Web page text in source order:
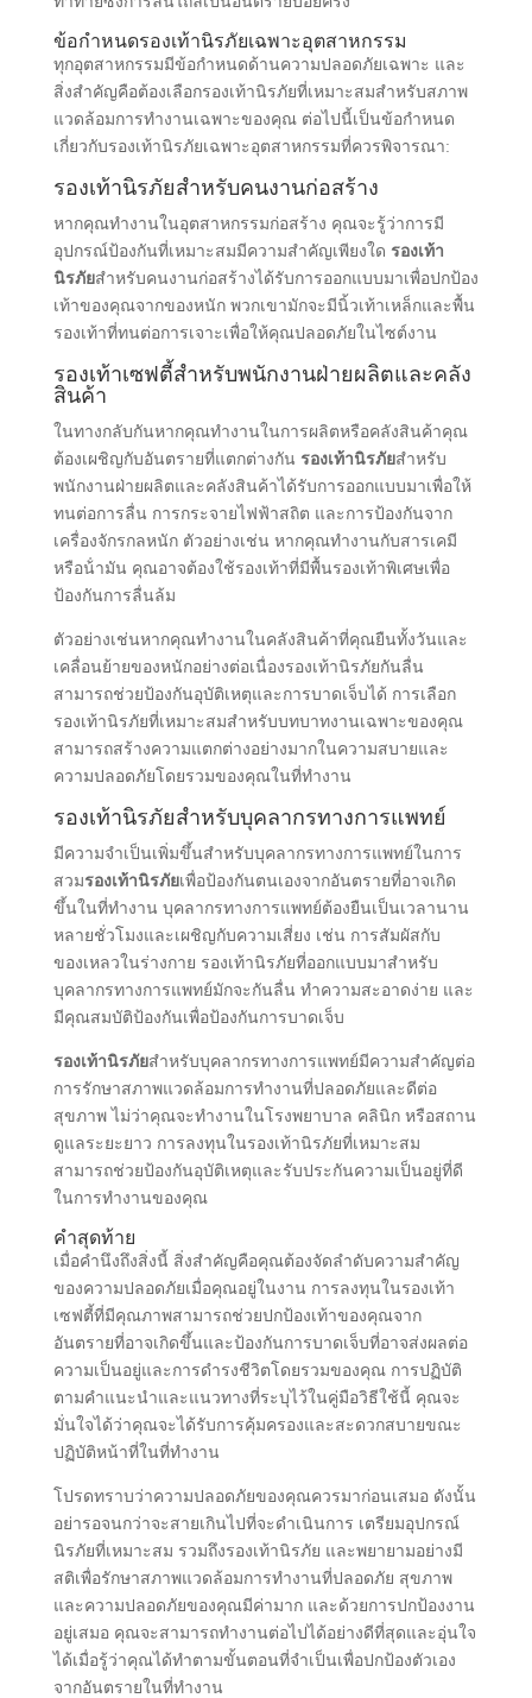
ข้อกําหนดรองเท้านิรภัยเฉพาะอุตสาหกรรม
ทุกอุตสาหกรรมมีข้อกําหนดด้านความปลอดภัยเฉพาะ และ
สิ่งสําคัญคือต้องเลือกรองเท้านิรภัยที่เหมาะสมสําหรับสภาพ
แวดล้อมการทํางานเฉพาะของคุณ ต่อไปนี้เป็นข้อกําหนด
เกี่ยวกับรองเท้านิรภัยเฉพาะอุตสาหกรรมที่ควรพิจารณา:
รองเท้านิรภัยสําหรับคนงานก่อสร้าง
หากคุณทํางานในอุตสาหกรรมก่อสร้าง คุณจะรู้ว่าการมี
อุปกรณ์ป้องกันที่เหมาะสมมีความสําคัญเพียงใด รองเท้า
นิรภัยสําหรับคนงานก่อสร้างได้รับการออกแบบมาเพื่อปกป้อง
เท้าของคุณจากของหนัก พวกเขามักจะมีนิ้วเท้าเหล็กและพื้น
รองเท้าที่ทนต่อการเจาะเพื่อให้คุณปลอดภัยในไซต์งาน
รองเท้าเซฟตี้สําหรับพนักงานฝ่ายผลิตและคลัง
สินค้า
ในทางกลับกันหากคุณทํางานในการผลิตหรือคลังสินค้าคุณ
ต้องเผชิญกับอันตรายที่แตกต่างกัน รองเท้านิรภัยสําหรับ
พนักงานฝ่ายผลิตและคลังสินค้าได้รับการออกแบบมาเพื่อให้
ทนต่อการลื่น การกระจายไฟฟ้าสถิต และการป้องกันจาก
เครื่องจักรกลหนัก ตัวอย่างเช่น หากคุณทํางานกับสารเคมี
หรือน้ํามัน คุณอาจต้องใช้รองเท้าที่มีพื้นรองเท้าพิเศษเพื่อ
ป้องกันการลื่นล้ม
ตัวอย่างเช่นหากคุณทํางานในคลังสินค้าที่คุณยืนทั้งวันและ
เคลื่อนย้ายของหนักอย่างต่อเนื่องรองเท้านิรภัยกันลื่น
สามารถช่วยป้องกันอุบัติเหตุและการบาดเจ็บได้ การเลือก
รองเท้านิรภัยที่เหมาะสมสําหรับบทบาทงานเฉพาะของคุณ
สามารถสร้างความแตกต่างอย่างมากในความสบายและ
ความปลอดภัยโดยรวมของคุณในที่ทํางาน
รองเท้านิรภัยสําหรับบุคลากรทางการแพทย์
มีความจําเป็นเพิ่มขึ้นสําหรับบุคลากรทางการแพทย์ในการ
สวมรองเท้านิรภัยเพื่อป้องกันตนเองจากอันตรายที่อาจเกิด
ขึ้นในที่ทํางาน บุคลากรทางการแพทย์ต้องยืนเป็นเวลานาน
หลายชั่วโมงและเผชิญกับความเสี่ยง เช่น การสัมผัสกับ
ของเหลวในร่างกาย รองเท้านิรภัยที่ออกแบบมาสําหรับ
บุคลากรทางการแพทย์มักจะกันลื่น ทําความสะอาดง่าย และ
มีคุณสมบัติป้องกันเพื่อป้องกันการบาดเจ็บ
รองเท้านิรภัยสําหรับบุคลากรทางการแพทย์มีความสําคัญต่อ
การรักษาสภาพแวดล้อมการทํางานที่ปลอดภัยและดีต่อ
สุขภาพ ไม่ว่าคุณจะทํางานในโรงพยาบาล คลินิก หรือสถาน
ดูแลระยะยาว การลงทุนในรองเท้านิรภัยที่เหมาะสม
สามารถช่วยป้องกันอุบัติเหตุและรับประกันความเป็นอยู่ที่ดี
ในการทํางานของคุณ
คําสุดท้าย
เมื่อคํานึงถึงสิ่งนี้ สิ่งสําคัญคือคุณต้องจัดลําดับความสําคัญ
ของความปลอดภัยเมื่อคุณอยู่ในงาน การลงทุนในรองเท้า
เซฟตี้ที่มีคุณภาพสามารถช่วยปกป้องเท้าของคุณจาก
อันตรายที่อาจเกิดขึ้นและป้องกันการบาดเจ็บที่อาจส่งผลต่อ
ความเป็นอยู่และการดํารงชีวิตโดยรวมของคุณ การปฏิบัติ
ตามคําแนะนําและแนวทางที่ระบุไว้ในคู่มือวิธีใช้นี้ คุณจะ
มั่นใจได้ว่าคุณจะได้รับการคุ้มครองและสะดวกสบายขณะ
ปฏิบัติหน้าที่ในที่ทํางาน
โปรดทราบว่าความปลอดภัยของคุณควรมาก่อนเสมอ ดังนั้น
อย่ารอจนกว่าจะสายเกินไปที่จะดําเนินการ เตรียมอุปกรณ์
นิรภัยที่เหมาะสม รวมถึงรองเท้านิรภัย และพยายามอย่างมี
สติเพื่อรักษาสภาพแวดล้อมการทํางานที่ปลอดภัย สุขภาพ
และความปลอดภัยของคุณมีค่ามาก และด้วยการปกป้องงาน
อยู่เสมอ คุณจะสามารถทํางานต่อไปได้อย่างดีที่สุดและอุ่นใจ
ได้เมื่อรู้ว่าคุณได้ทําตามขั้นตอนที่จําเป็นเพื่อปกป้องตัวเอง
จากอันตรายในที่ทํางาน